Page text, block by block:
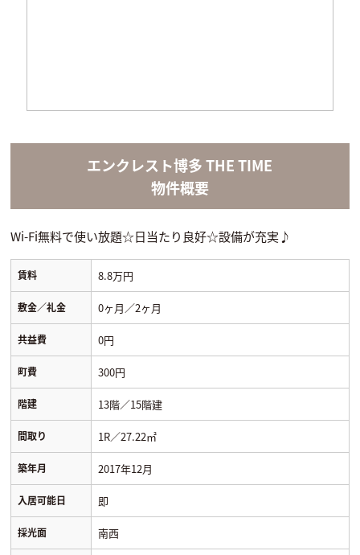
エンクレスト博多 THE TIME
物件概要
Wi-Fi無料で使い放題☆日当たり良好☆設備が充実♪
賃料 8.8万円
敷金／礼金 0ヶ月／2ヶ月
共益費 0円
町費 300円
階建 13階／15階建
間取り 1R／27.22㎡
築年月 2017年12月
入居可能日 即
採光面 南西